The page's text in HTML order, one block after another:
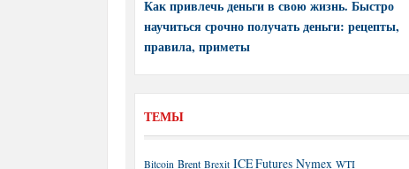
Как привлечь деньги в свою жизнь. Быстро
научиться срочно получать деньги: рецепты,
правила, приметы
ТЕМЫ
Bitcoin Brent Brexit ICE Futures Nymex WTI